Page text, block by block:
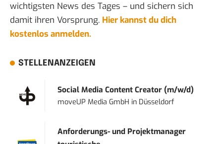
wichtigsten News des Tages – und sichern sich
damit ihren Vorsprung. Hier kannst du dich
kostenlos anmelden.
STELLENANZEIGEN
Social Media Content Creator (m/w/d)
moveUP Media GmbH in Düsseldorf
Anforderungs- und Projektmanager